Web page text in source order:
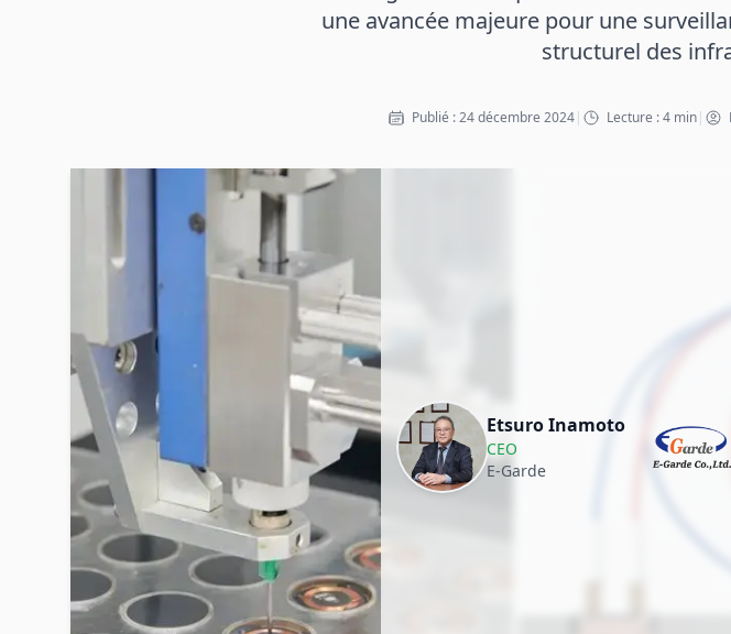
une avancée majeure pour une
structurel des
Publié : 24 décembre 2024| Lecture : 4 min|
Etsuro Inamoto
CEO
E-Garde